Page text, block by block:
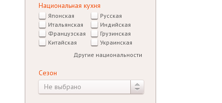
Национальная кухня
Японская
Русская
Итальянская
Индийская
Французская
Грузинская
Китайская
Украинская
Другие национальности
Сезон
Не выбрано